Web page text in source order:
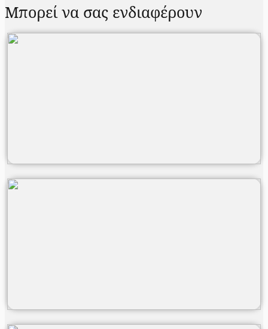
Μπορεί να σας ενδιαφέρουν